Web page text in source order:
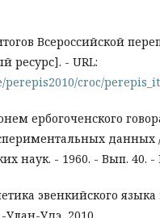
Всероссийской
ресурс]. - URL:
croc/
ербогоченского
наук. - 1960. - Вып. 40. -
эвенкийского языка